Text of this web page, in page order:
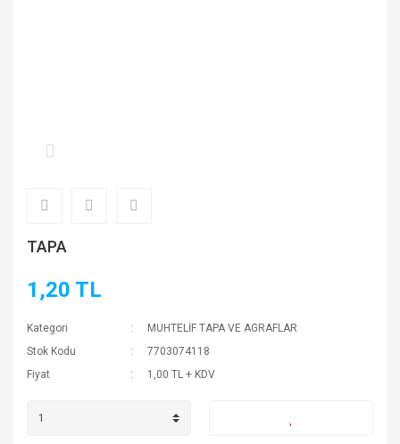
TAPA
1,20 TL
Kategori
MUHTELİF TAPA VE AGRAFLAR
Stok Kodu
7703074118
Fiyat
1,00 TL + KDV